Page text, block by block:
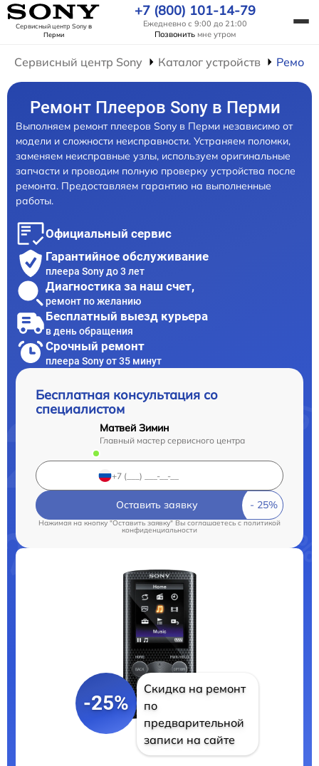
Сервисный центр Sonyв
Перми
+7 (800) 101-14-79
Ежедневно с 9:00 до 21:00
Позвонить мне утром
Сервисный центр Sony Каталог устройств
Ремонт Плееров Sony в Перми
Выполняем ремонт плееров Sony в Перми независимо от
модели и сложности неисправности. Устраняем поломки,
заменяем неисправные узлы, используем оригинальные
запчасти и проводим полную проверку устройства после
ремонта. Предоставляем гарантию на выполненные
работы.
Официальный сервис
Гарантийное обслуживание
плеера Sony до 3 лет
Диагностика за наш счет,
ремонт по желанию
Бесплатный выезд курьера
в день обращения
Срочный ремонт
плеера Sony от 35 минут
Бесплатная консультация со
специалистом
Матвей Зимин
Главный мастер сервисного центра
Оставить заявку
Нажимая на кнопку "Оставить заявку" Вы соглашаетесь cполитикой
конфиденциальности
-25%
Скидка на ремонт
по
предварительной
записи на сайте